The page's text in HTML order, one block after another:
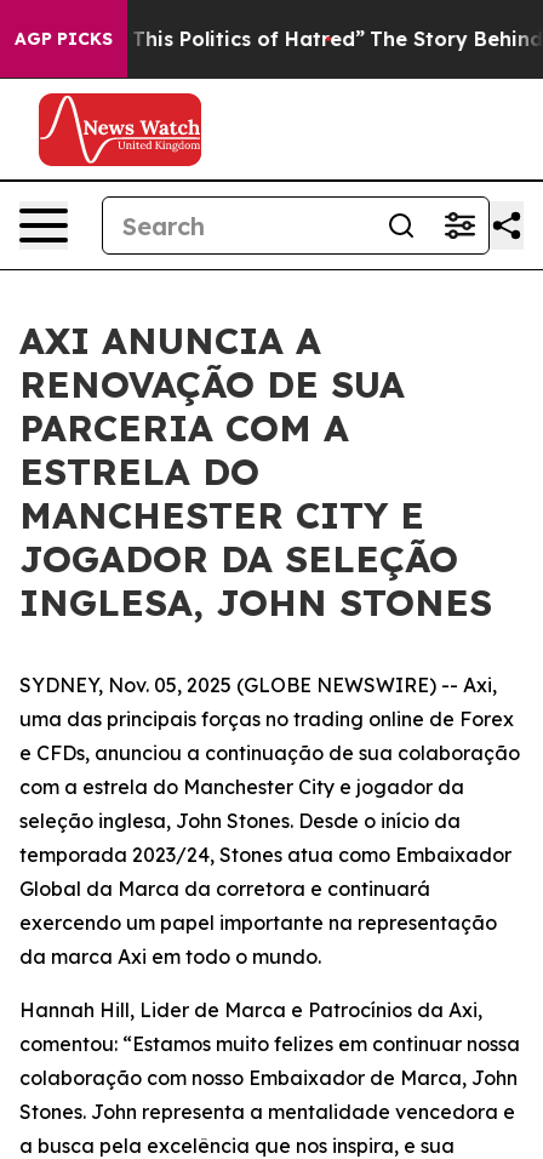
AGP PICKS
Tired of This Politics of Hatred” The Story Behind
AXI ANUNCIA A
RENOVAÇÃO DE SUA
PARCERIA COM A
ESTRELA DO
MANCHESTER CITY E
JOGADOR DA SELEÇÃO
INGLESA, JOHN STONES
SYDNEY, Nov. 05, 2025 (GLOBE NEWSWIRE) -- Axi,
uma das principais forças no trading online de Forex
e CFDs, anunciou a continuação de sua colaboração
com a estrela do Manchester City e jogador da
seleção inglesa, John Stones. Desde o início da
temporada 2023/24, Stones atua como Embaixador
Global da Marca da corretora e continuará
exercendo um papel importante na representação
da marca Axi em todo o mundo.
Hannah Hill, Lider de Marca e Patrocínios da Axi,
comentou: “Estamos muito felizes em continuar nossa
colaboração com nosso Embaixador de Marca, John
Stones. John representa a mentalidade vencedora e
a busca pela excelência que nos inspira, e sua